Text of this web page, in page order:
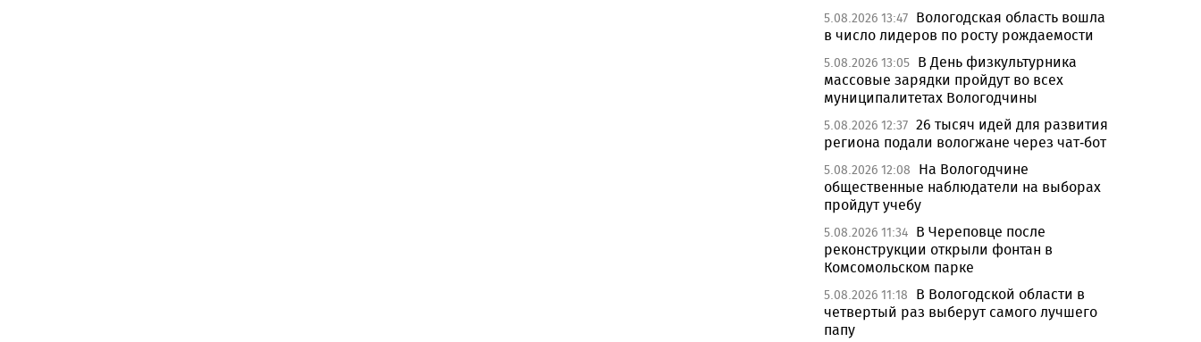
5.08.2026 13:47 Вологодская область вошла
в число лидеров по росту рождаемости
5.08.2026 13:05 В День физкультурника
массовые зарядки пройдут во всех
муниципалитетах Вологодчины
5.08.2026 12:37 26 тысяч идей для развития
региона подали вологжане через чат-бот
5.08.2026 12:08
На Вологодчине
общественные наблюдатели на выборах
пройдут учебу
5.08.2026 11:34 В Череповце после
реконструкции открыли фонтан в
Комсомольском парке
5.08.2026 11:18
В Вологодской области в
четвертый раз выберут самого лучшего
папу